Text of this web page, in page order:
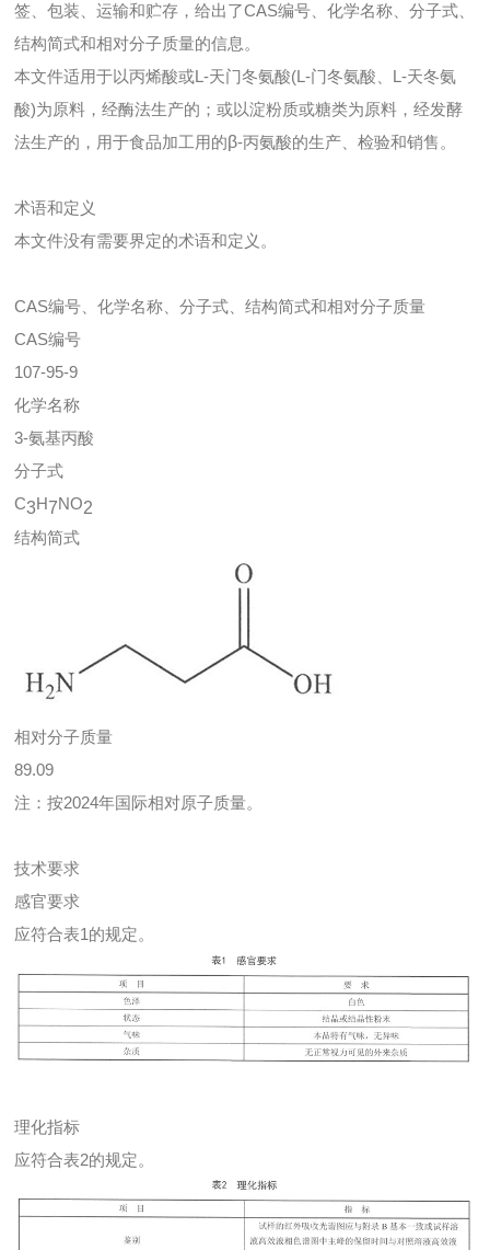
签、包装、运输和贮存，给出了CAS编号、化学名称、分子式、
结构简式和相对分子质量的信息。
本文件适用于以丙烯酸或L-天门冬氨酸(L-门冬氨酸、L-天冬氨
酸)为原料，经酶法生产的；或以淀粉质或糖类为原料，经发酵
法生产的，用于食品加工用的β-丙氨酸的生产、检验和销售。
术语和定义
本文件没有需要界定的术语和定义。
CAS编号、化学名称、分子式、结构简式和相对分子质量
CAS编号
107-95-9
化学名称
3-氨基丙酸
分子式
C3H7NO2
结构简式
相对分子质量
89.09
注：按2024年国际相对原子质量。
技术要求
感官要求
应符合表1的规定。
理化指标
应符合表2的规定。